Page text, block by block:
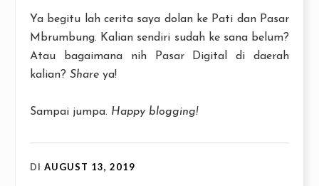
Ya begitu lah cerita saya dolan ke Pati dan Pasar
Mbrumbung. Kalian sendiri sudah ke sana belum?
Atau bagaimana nih Pasar Digital di daerah
kalian? Share ya!
Sampai jumpa. Happy blogging!
DI AUGUST 13, 2019